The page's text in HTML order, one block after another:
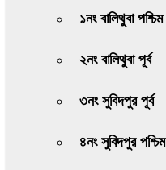
১নং বালিথুবা পশ্চিম
২নং বালিথুবা পূর্ব
৩নং সুবিদপুর পূর্ব
৪নং সুবিদপুর পশ্চিম